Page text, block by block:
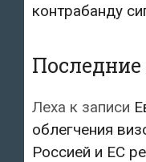
контрабанду
Леха к записи
облегчения
Россией и ЕС